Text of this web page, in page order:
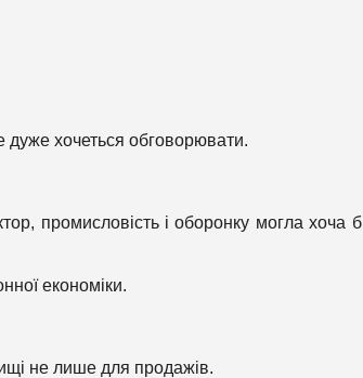
хочеться обговорювати.
промисловість і оборонку могла хоча б
економіки.
не лише для продажів.